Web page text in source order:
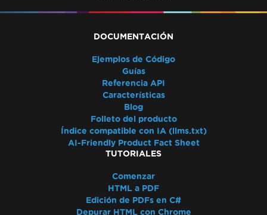
DOCUMENTACIÓN
Ejemplos de Código
Guías
Referencia API
Características
Blog
Folleto del producto
Índice compatible con IA (llms.txt)
AI-Friendly Product Fact Sheet
TUTORIALES
Comenzar
HTML a PDF
Edición de PDFs en C#
Depurar HTML con Chrome